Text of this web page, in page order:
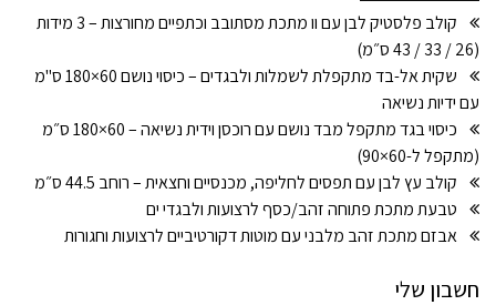
קולב פלסטיק לבן עם וו מתכת מסתובב וכתפיים מחורצות – 3 מידות
(26 / 33 / 43 ס״מ)
שקית אל-בד מתקפלת לשמלות ולבגדים – כיסוי נושם 60×180 ס"מ
עם ידיות נשיאה
כיסוי בגד מתקפל מבד נושם עם רוכסן וידית נשיאה – 60×180 ס״מ
(מתקפל ל-60×90)
קולב עץ לבן עם תפסים לחליפה, מכנסיים וחצאית – רוחב 44.5 ס״מ
טבעת מתכת פתוחה זהב/כסף לרצועות ולבגדי ים
אבזם מתכת זהב מלבני עם מוטות דקורטיביים לרצועות וחגורות
חשבון שלי